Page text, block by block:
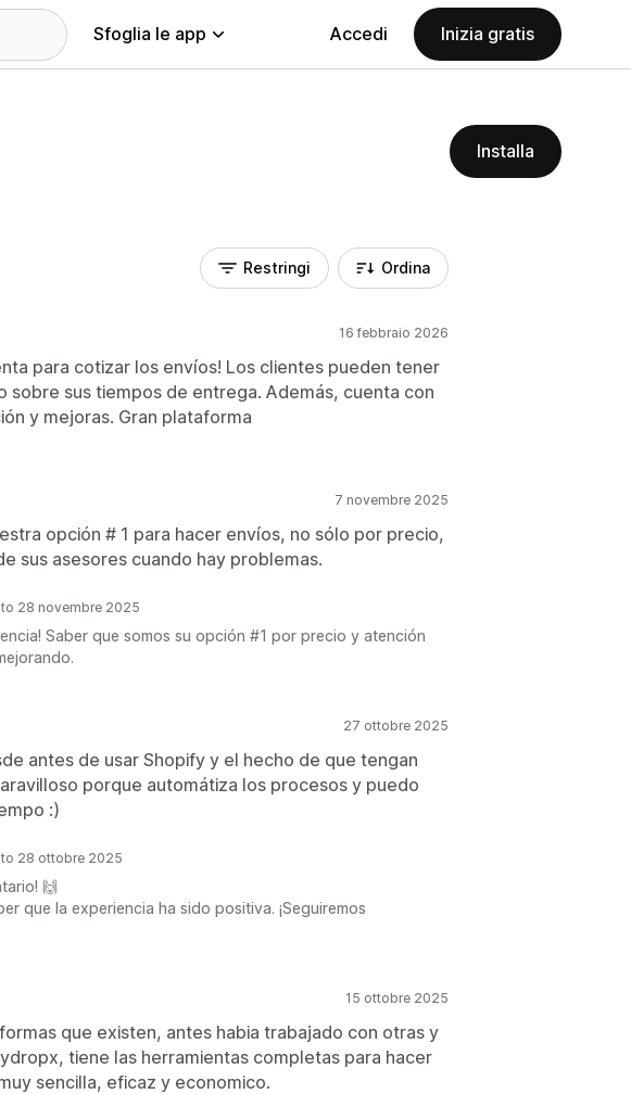
Sfoglia le app Accedi Inizia gratis
Installa
Restringi Ordina
16 febbraio 2026
para cotizar los envíos! Los clientes pueden tener
sobre sus tiempos de entrega. Además, cuenta con
y mejoras. Gran plataforma
7 novembre 2025
opción # 1 para hacer envíos, no sólo por precio,
sus asesores cuando hay problemas.
28 novembre 2025
Saber que somos su opción #1 por precio y atención
27 ottobre 2025
antes de usar Shopify y el hecho de que tengan
porque automátiza los procesos y puedo
:)
28 ottobre 2025
🙌
que la experiencia ha sido positiva. ¡Seguiremos
15 ottobre 2025
que existen, antes habia trabajado con otras y
tiene las herramientas completas para hacer
sencilla, eficaz y economico.